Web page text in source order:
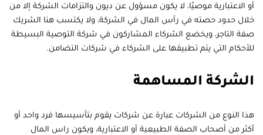
أو الاعتبارية موصيًا، لا يكون مسؤول عن ديون والتزامات الشركة إلا من
خلال حدود حصته في رأس المال في الشركة، ولا يكتسب هنا الشريك
صفة التاجر، ويخضع الشركاء المشاركون في شركة التوصية البسيطة
للأحكام التي يتم تطبيقها على الشركاء في شركات التضامن.
الشركة المساهمة
هذا النوع من الشركات عبارة عن شركات يقوم بتأسيسها فرد واحد أو
أكثر من أصحاب الصفة الطبيعية أو الاعتبارية، ويكون راس المال